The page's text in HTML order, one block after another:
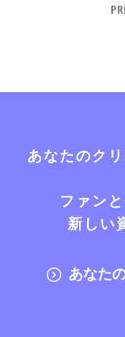
あなたのク
ファン
新しい
あなた